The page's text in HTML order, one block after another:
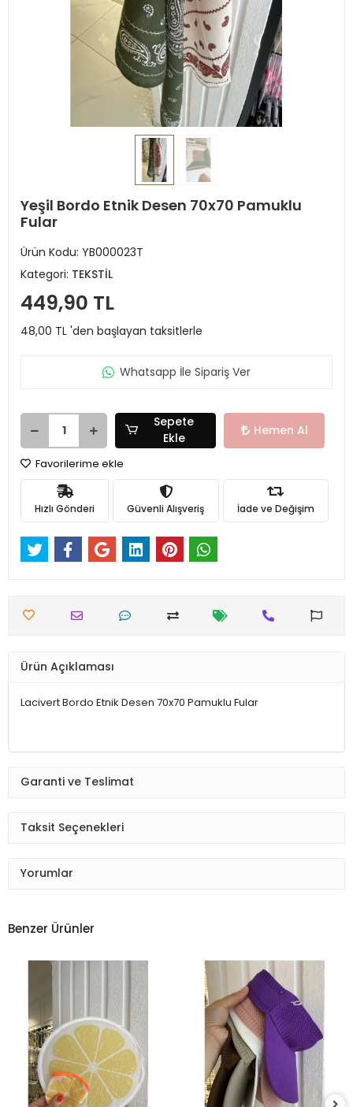
Yeşil Bordo Etnik Desen 70x70 Pamuklu
Fular
Ürün Kodu: YB000023T
Kategori: TEKSTİL
449,90 TL
48,00 TL 'den başlayan taksitlerle
Whatsapp İle Sipariş Ver
Sepete
Ekle
Hemen Al
Favorilerime ekle
Hızlı Gönderi Güvenli Alışveriş İade ve Değişim
Ürün Açıklaması
Lacivert Bordo Etnik Desen 70x70 Pamuklu Fular
Garanti ve Teslimat
Taksit Seçenekleri
Yorumlar
Benzer Ürünler